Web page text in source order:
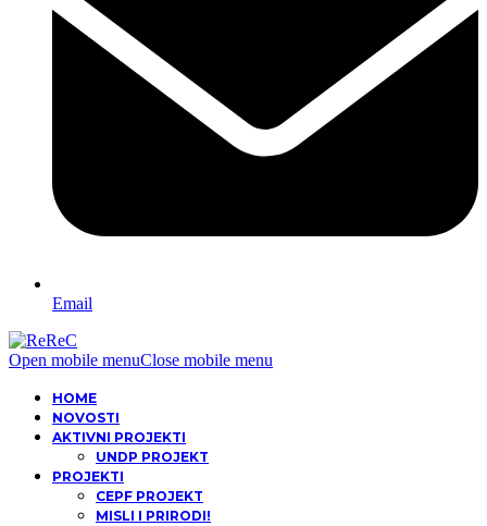
Email
Open mobile menuClose mobile menu
HOME
NOVOSTI
AKTIVNI PROJEKTI
UNDP PROJEKT
PROJEKTI
CEPF PROJEKT
MISLI I PRIRODI!